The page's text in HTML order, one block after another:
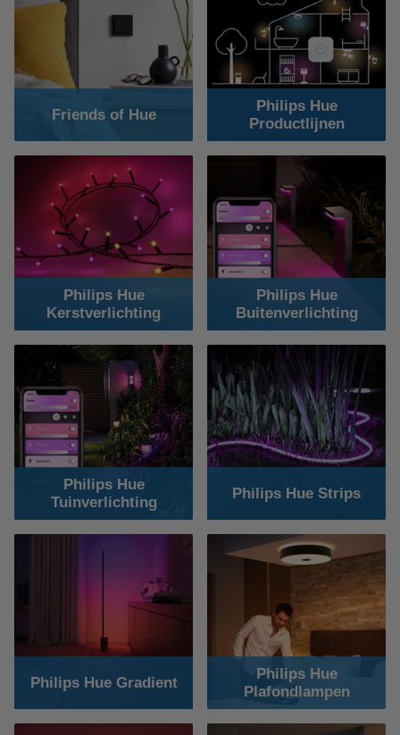
Friends of Hue
Philips Hue
Productlijnen
Philips Hue
Kerstverlichting
Philips Hue
Buitenverlichting
Philips Hue
Tuinverlichting
Philips Hue Strips
Philips Hue Gradient
Philips Hue
Plafondlampen